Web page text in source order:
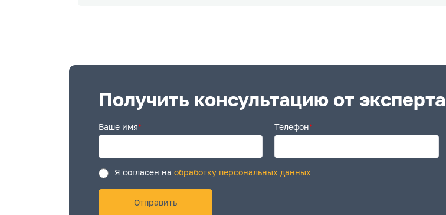
Получить консультацию от эксперта
Ваше имя* Телефон*
Я согласен на обработку персональных данных